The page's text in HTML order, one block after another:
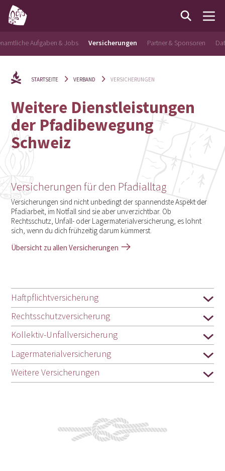
Aufgaben & Jobs Versicherungen Partner & Sponsoren
STARTSEITE VERBAND VERSICHERUNGEN
Weitere Dienstleistungen
der Pfadibewegung
Schweiz
Versicherungen für den Pfadialltag
Versicherungen sind nicht unbedingt der spannendste Aspekt der
Pfadiarbeit, im Notfall sind sie aber unverzichtbar. Ob
Rechtsschutz, Unfall- oder Lagermaterialversicherung, es lohnt
sich, wenn du dich frühzeitig darum kümmerst.
Übersicht zu allen Versicherungen
Haftpflichtversicherung
Rechtsschutzversicherung
Kollektiv-Unfallversicherung
Lagermaterialversicherung
Weitere Versicherungen